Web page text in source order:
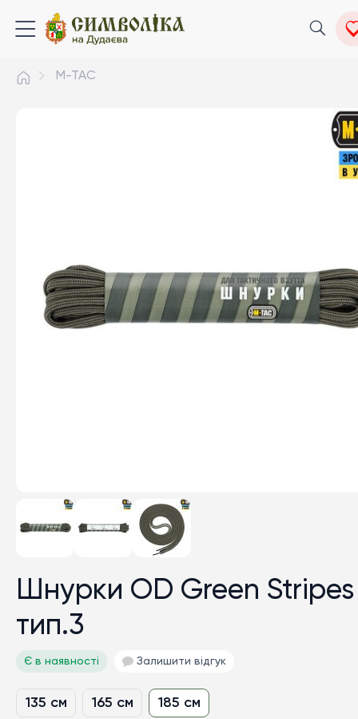
M-TAC
Шнурки OD Green Stripes
тип.3
Є в наявності Залишити відгук
135 см 165 см 185 см